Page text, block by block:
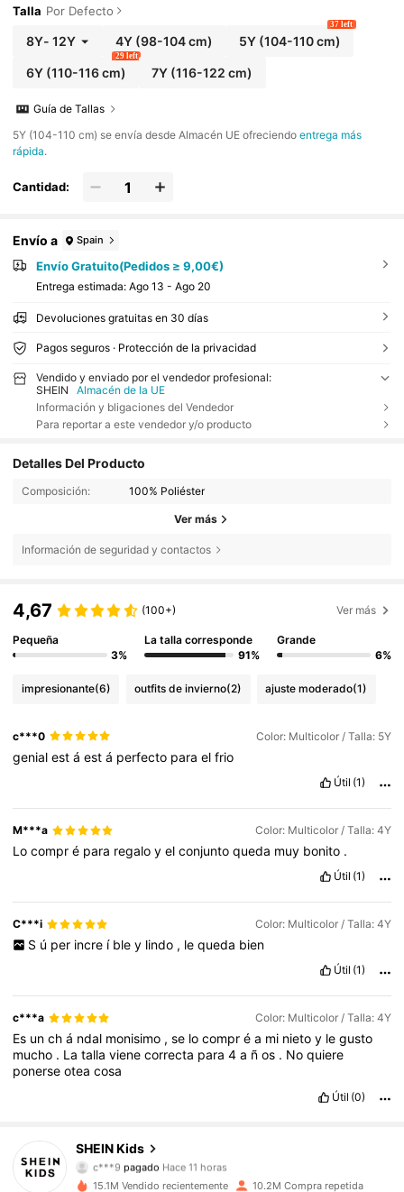
Talla Por Defecto
8Y- 12Y 4Y (98-104 cm) 5Y (104-110 cm)
37 left
6Y(110-116 cm)
29 left
7Y (116-122 cm)
Guía de Tallas
​5Y (104-110 cm) se envía desde Almacén UE ofreciendoentrega más
rápida.
Cantidad:
Envío a Spain
Envío Gratuito(Pedidos ≥ 9,00€)
Entrega estimada: Ago 13 - Ago 20
Devoluciones gratuitas en 30 días
Pagos seguros · Protección de la privacidad
Vendido y enviado por el vendedor profesional:
SHEIN
Almacén de la UE
Información y bligaciones del Vendedor
Para reportar a este vendedor y/o producto
Detalles Del Producto
Composición: 100% Poliéster
Ver más
Información de seguridad y contactos
4,67 (100+) Ver más
Pequeña
3%
La talla corresponde
91%
Grande
6%
impresionante(6) outfits de invierno(2) ajuste moderado(1)
c***0 Color: Multicolor / Talla: 5Y
genialestáestá perfecto paraelfrio
Útil (1)
M***a Color: Multicolor / Talla: 4Y
Locompré para regaloyelconjuntoqueda muy bonito .
Útil (1)
C***i Color: Multicolor / Talla: 4Y
S ú per incre í ble y lindo , le queda bien
Útil (1)
c***a Color: Multicolor / Talla: 4Y
Es unchá ndal monisimo ,se locompréa mi nietoy legusto
mucho . Latallavienecorrecta para4a ños . Noquiere
ponerseoteacosa
Útil (0)
SHEIN Kids
4,89
809K Seguidores
c***9 pagado Hace 11 horas
m***2 seguido haceHace 5 horas
15.1M Vendido recientemente 10.2M Compra repetida